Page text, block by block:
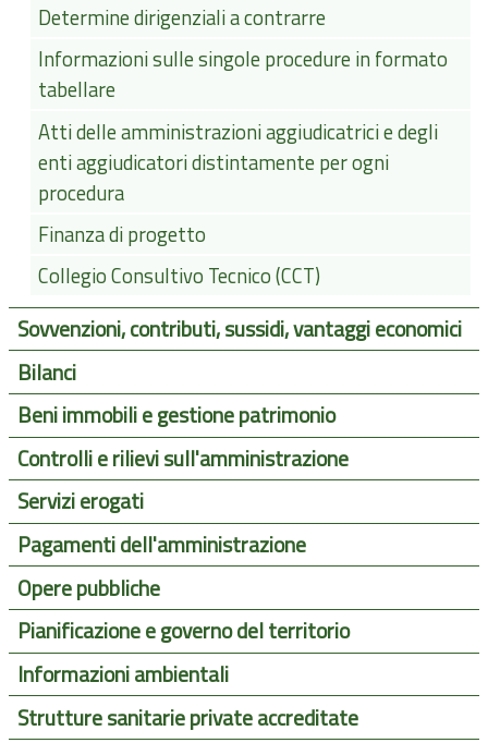
Determine dirigenziali a contrarre
Informazioni sulle singole procedure in formato
tabellare
Atti delle amministrazioni aggiudicatrici e degli
enti aggiudicatori distintamente per ogni
procedura
Finanza di progetto
Collegio Consultivo Tecnico (CCT)
Sovvenzioni, contributi, sussidi, vantaggi economici
Bilanci
Beni immobili e gestione patrimonio
Controlli e rilievi sull'amministrazione
Servizi erogati
Pagamenti dell'amministrazione
Opere pubbliche
Pianificazione e governo del territorio
Informazioni ambientali
Strutture sanitarie private accreditate